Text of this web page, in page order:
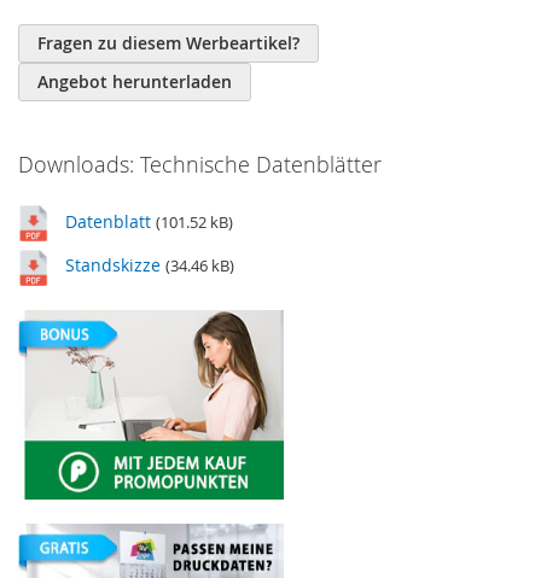
Fragen zu diesem Werbeartikel?
Angebot herunterladen
Downloads: Technische Datenblätter
Datenblatt (101.52 kB)
Standskizze (34.46 kB)